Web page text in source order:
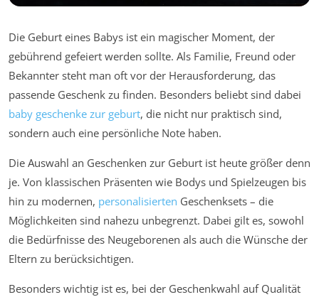
Die Geburt eines Babys ist ein magischer Moment, der
gebührend gefeiert werden sollte. Als Familie, Freund oder
Bekannter steht man oft vor der Herausforderung, das
passende Geschenk zu finden. Besonders beliebt sind dabei
baby geschenke zur geburt, die nicht nur praktisch sind,
sondern auch eine persönliche Note haben.
Die Auswahl an Geschenken zur Geburt ist heute größer denn
je. Von klassischen Präsenten wie Bodys und Spielzeugen bis
hin zu modernen, personalisierten Geschenksets – die
Möglichkeiten sind nahezu unbegrenzt. Dabei gilt es, sowohl
die Bedürfnisse des Neugeborenen als auch die Wünsche der
Eltern zu berücksichtigen.
Besonders wichtig ist es, bei der Geschenkwahl auf Qualität